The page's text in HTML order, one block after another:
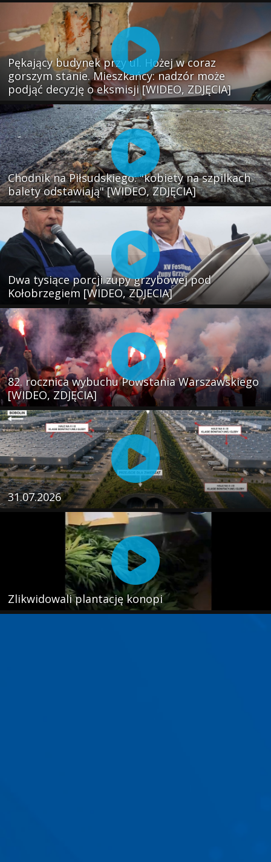
Pękający budynek przy ul. Hożej w coraz
gorszym stanie. Mieszkańcy: nadzór może
podjąć decyzję o eksmisji [WIDEO, ZDJĘCIA]
Chodnik na Piłsudskiego: "kobiety na szpilkach
balety odstawiają" [WIDEO, ZDJĘCIA]
Dwa tysiące porcji zupy grzybowej pod
Kołobrzegiem [WIDEO, ZDJECIA]
82. rocznica wybuchu Powstania Warszawskiego
[WIDEO, ZDJĘCIA]
31.07.2026
Zlikwidowali plantację konopi